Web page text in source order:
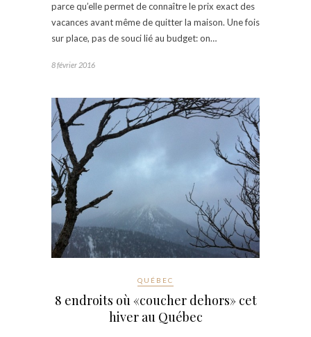
parce qu’elle permet de connaître le prix exact des
vacances avant même de quitter la maison. Une fois
sur place, pas de souci lié au budget: on…
8 février 2016
QUÉBEC
8 endroits où «coucher dehors» cet
hiver au Québec